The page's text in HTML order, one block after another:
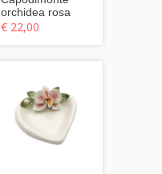
orchidea rosa
€ 22,00